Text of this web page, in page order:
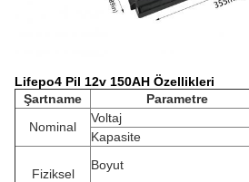
Lifepo4 Pil 12v 150AH Özellikleri
Şartname
Parametre
Nominal
Voltaj
Kapasite
Fiziksel
Boyut